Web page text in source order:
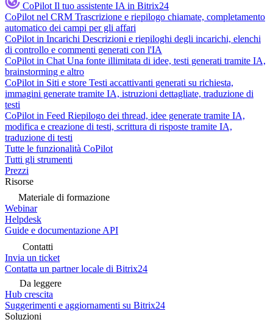
CoPilot Il tuo assistente IA in Bitrix24
CoPilot nel CRM Trascrizione e riepilogo chiamate, completamento
automatico dei campi per gli affari
CoPilot in Incarichi Descrizioni e riepiloghi degli incarichi, elenchi
di controllo e commenti generati con l'IA
CoPilot in Chat Una fonte illimitata di idee, testi generati tramite IA,
brainstorming e altro
CoPilot in Siti e store Testi accattivanti generati su richiesta,
immagini generate tramite IA, istruzioni dettagliate, traduzione di
testi
CoPilot in Feed Riepilogo dei thread, idee generate tramite IA,
modifica e creazione di testi, scrittura di risposte tramite IA,
traduzione di testi
Tutte le funzionalità CoPilot
Tutti gli strumenti
Prezzi
Risorse
Materiale di formazione
Webinar
Helpdesk
Guide e documentazione API
Contatti
Invia un ticket
Contatta un partner locale di Bitrix24
Da leggere
Hub crescita
Suggerimenti e aggiornamenti su Bitrix24
Soluzioni